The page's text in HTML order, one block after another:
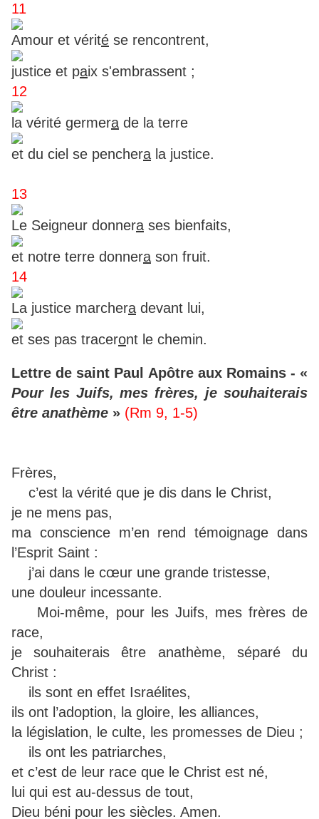
11
Amour et vérité se rencontrent,
justice et paix s'embrassent ;
12
la vérité germera de la terre
et du ciel se penchera la justice.
13
Le Seigneur donnera ses bienfaits,
et notre terre donnera son fruit.
14
La justice marchera devant lui,
et ses pas traceront le chemin.
Lettre de saint Paul Apôtre aux Romains - «
Pour les Juifs, mes frères, je souhaiterais
être anathème » (Rm 9, 1-5)
Frères,
c’est la vérité que je dis dans le Christ,
je ne mens pas,
ma conscience m’en rend témoignage dans
l’Esprit Saint :
j’ai dans le cœur une grande tristesse,
une douleur incessante.
Moi-même, pour les Juifs, mes frères de
race,
je souhaiterais être anathème, séparé du
Christ :
ils sont en effet Israélites,
ils ont l’adoption, la gloire, les alliances,
la législation, le culte, les promesses de Dieu ;
ils ont les patriarches,
et c’est de leur race que le Christ est né,
lui qui est au-dessus de tout,
Dieu béni pour les siècles. Amen.